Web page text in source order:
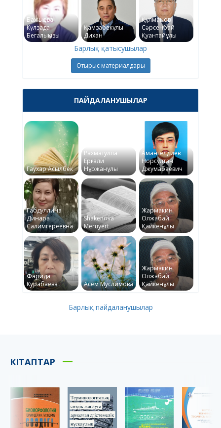
Бажықова
Күлзада
Бегалықызы
Қамзабекұлы
Дихан
Құлманов
Сәрсенбай
Қуантайұлы
Барлық қатысушылар
Отырыс материалдары
ПАЙДАЛАНУШЫЛАР
Гаухар Асылбек
Рахматулла
Ерғали
Нұржанұлы
Амангелдиев
Норсултан
Джумабаевич
Габдуллина
Динара
Салимгереевна
Shakenova
Meruyert
Жармакин
Олжабай
Қайкенұлы
Фарида
Курабаева
Асем Муслимова
Жармакин
Олжабай
Қайкенұлы
Барлық пайдаланушылар
КІТАПТАР